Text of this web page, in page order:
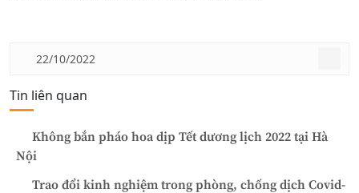
22/10/2022
Tin liên quan
Không bắn pháo hoa dịp Tết dương lịch 2022 tại Hà
Nội
Trao đổi kinh nghiệm trong phòng, chống dịch Covid-